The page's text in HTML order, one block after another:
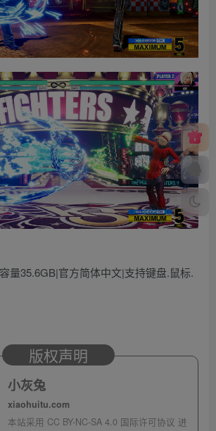
量35.6GB|官方简体中文|支持键盘.鼠标.
版权声明
小灰兔
xiaohuitu.com
本站采用 CC BY-NC-SA 4.0 国际许可协议 进